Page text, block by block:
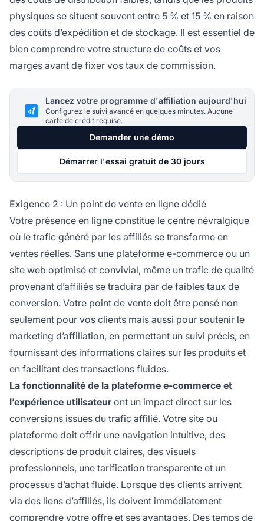
physiques se situent souvent entre 5 % et 15 % en raison
des coûts d’expédition et de stockage. Il est essentiel de
bien comprendre votre structure de coûts et vos
marges avant de fixer vos taux de commission.
Lancez votre programme d'affiliation aujourd'hui
Configurez le suivi avancé en quelques minutes. Aucune
carte de crédit requise.
Demander une démo
Démarrer l'essai gratuit de 30 jours
Exigence 2 : Un point de vente en ligne dédié
Votre présence en ligne constitue le centre névralgique
où le trafic généré par les affiliés se transforme en
ventes réelles. Sans une plateforme e-commerce ou un
site web optimisé et convivial, même un trafic de qualité
provenant d’affiliés se traduira par de faibles taux de
conversion. Votre point de vente doit être pensé non
seulement pour vos clients mais aussi pour soutenir le
marketing d’affiliation, en permettant un suivi précis, en
fournissant des informations claires sur les produits et
en facilitant des transactions fluides.
La fonctionnalité de la plateforme e-commerce et
l’expérience utilisateuront un impact direct sur les
conversions issues du trafic affilié. Votre site ou
plateforme doit offrir une navigation intuitive, des
descriptions de produit claires, des visuels
professionnels, une tarification transparente et un
processus d’achat fluide. Lorsque des clients arrivent
via des liens d’affiliés, ils doivent immédiatement
comprendre votre offre et ses avantages. Des temps de